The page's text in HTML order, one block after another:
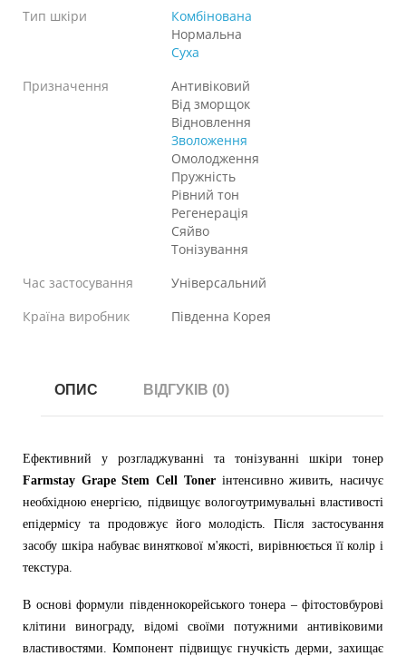
Тип шкіри
Комбінована
Нормальна
Суха
Призначення
Антивіковий
Від зморщок
Відновлення
Зволоження
Омолодження
Пружність
Рівний тон
Регенерація
Сяйво
Тонізування
Час застосування
Універсальний
Країна виробник
Південна Корея
ОПИС ВІДГУКІВ (0)
Ефективний у розгладжуванні та тонізуванні шкіри тонер
Farmstay Grape Stem Cell Tonerінтенсивно живить, насичує
необхідною енергією, підвищує вологоутримувальні властивості
епідермісу та продовжує його молодість. Після застосування
засобу шкіра набуває виняткової м'якості, вирівнюється її колір і
текстура.
В основі формули південнокорейського тонера – фітостовбурові
клітини винограду, відомі своїми потужними антивіковими
властивостями. Компонент підвищує гнучкість дерми, захищає